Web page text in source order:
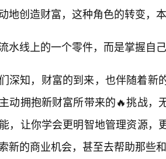
地创造财富，这种角色的转变，
水线上的一个零件，而是掌握自己
深知，财富的到来，也伴随着新
动拥抱新财富所带来的🔥挑战，
，让你学会更明智地管理资源，
新的商业机会，甚至去帮助那些